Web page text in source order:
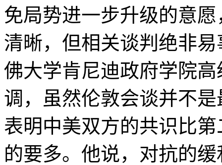
免局势进一步升级的意
清晰，但相关谈判绝非
佛大学肯尼迪政府学院
调，虽然伦敦会谈并不
表明中美双方的共识比
的要多。他说，对抗的